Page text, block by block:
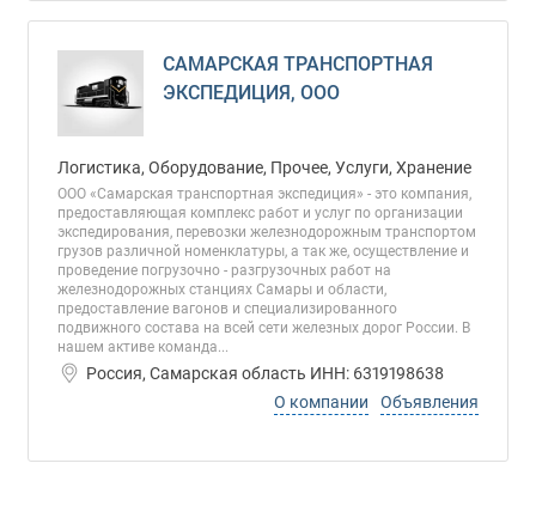
САМАРСКАЯ ТРАНСПОРТНАЯ
ЭКСПЕДИЦИЯ, ООО
Логистика, Оборудование, Прочее, Услуги, Хранение
ООО «Самарская транспортная экспедиция» - это компания,
предоставляющая комплекс работ и услуг по организации
экспедирования, перевозки железнодорожным транспортом
грузов различной номенклатуры, а так же, осуществление и
проведение погрузочно - разгрузочных работ на
железнодорожных станциях Самары и области,
предоставление вагонов и специализированного
подвижного состава на всей сети железных дорог России. В
нашем активе команда...
Россия, Самарская область ИНН: 6319198638
О компании
Объявления